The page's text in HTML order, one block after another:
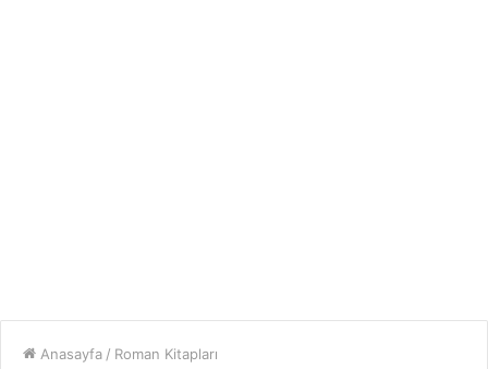
Anasayfa / Roman Kitapları